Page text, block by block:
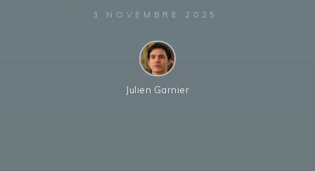
3 NOVEMBRE 2025
Julien Garnier